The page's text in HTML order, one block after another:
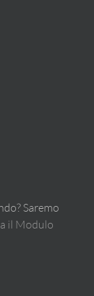
Saremo
il Modulo